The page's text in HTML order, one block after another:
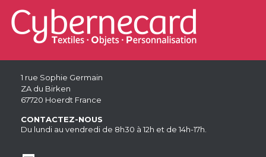
1 rue Sophie Germain
ZA du Birken
67720 Hoerdt France
CONTACTEZ-NOUS
Du lundi au vendredi de 8h30 à 12h et de 14h-17h.